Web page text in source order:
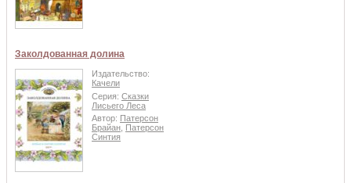
Заколдованная долина
Издательство:
Качели
Серия: Сказки
Лисьего Леса
Автор: Патерсон
Брайан Патерсон
Синтия